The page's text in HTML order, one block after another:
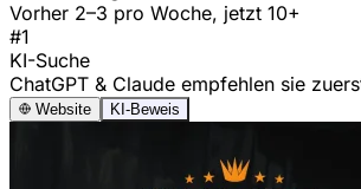
Vorher 2–3 pro Woche, jetzt 10+
#1
KI-Suche
ChatGPT & Claude empfehlen sie
Website KI-Beweis